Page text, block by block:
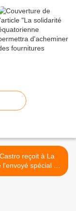
reçoit à La
l'envoyé spécial du
président angolais >